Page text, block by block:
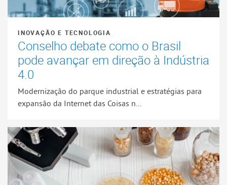
INOVAÇÃO E TECNOLOGIA
Conselho debate como o Brasil
pode avançar em direção à Indústria
4.0
Modernização do parque industrial e estratégias para
expansão da Internet das Coisas n...